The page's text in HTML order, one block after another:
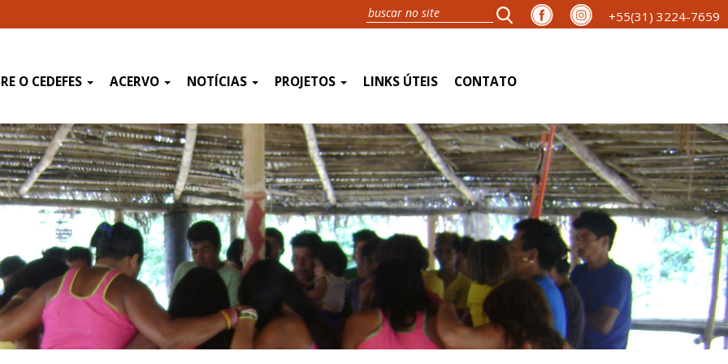
+55(31) 3224-7659
O CEDEFES ACERVO NOTÍCIAS PROJETOS LINKS ÚTEIS CONTATO